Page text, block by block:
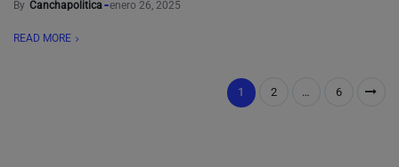
By Canchapolitica enero 26, 2025
READ MORE
1 2 … 6